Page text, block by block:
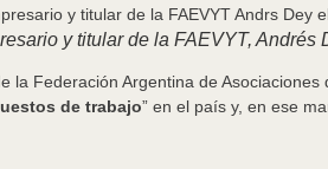
y titular de la FAEVYT,
la Federación Argentina de
de trabajo” en el país y, en ese